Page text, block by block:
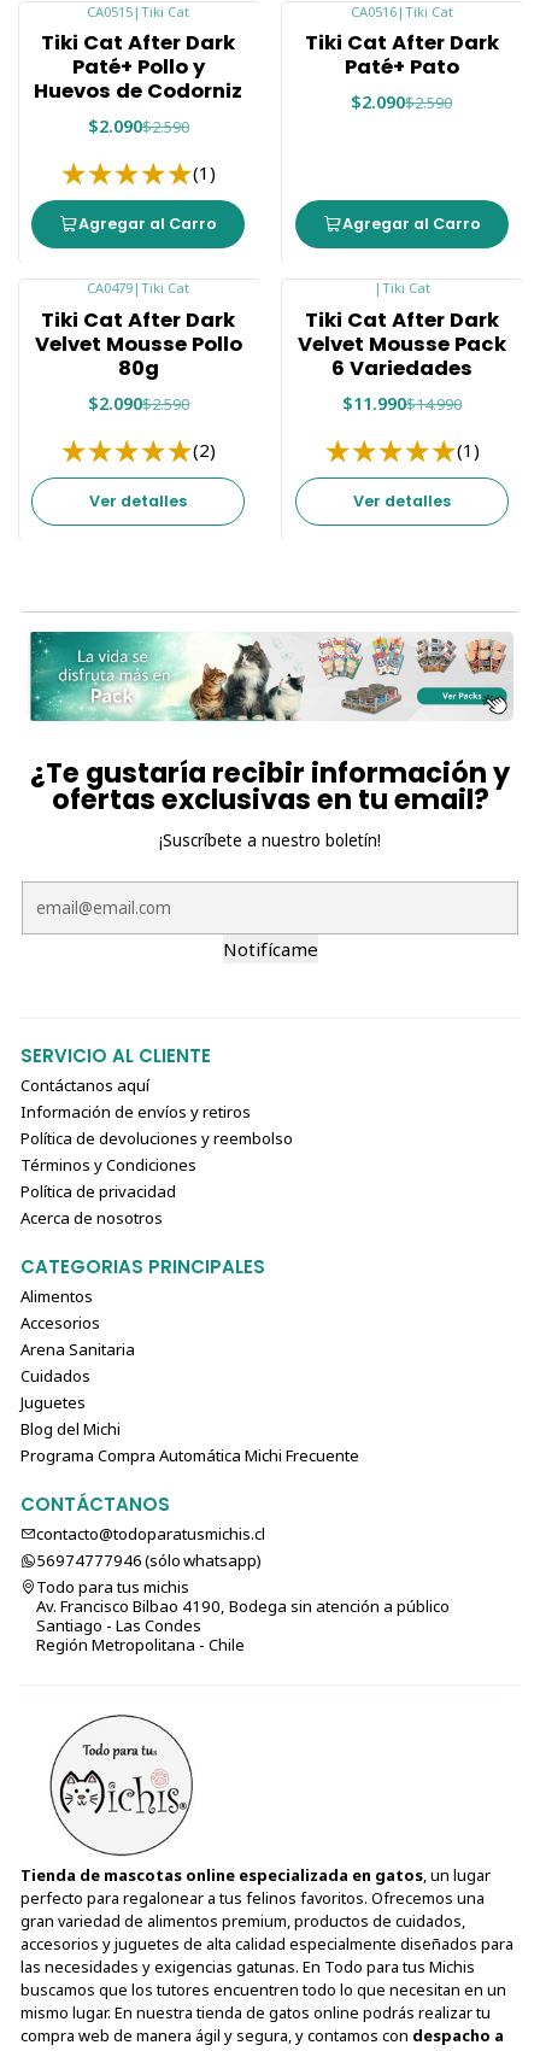
CA0515 |Tiki Cat
Tiki Cat After Dark
Paté+ Pollo y
Huevos de Codorniz
$2.090$2.590
(1)
Agregar al Carro
CA0516| Tiki Cat
Tiki Cat After Dark
Paté+ Pato
$2.090$2.590
Agregar al Carro
Agotado
CA0479 |Tiki Cat
Tiki Cat After Dark
Velvet Mousse Pollo
80g
$2.090$2.590
(2)
Ver detalles
Agotado
| Tiki Cat
Tiki Cat After Dark
Velvet Mousse Pack
6 Variedades
$11.990$14.990
(1)
Ver detalles
¿Te gustaría recibir información y
ofertas exclusivas en tu email?
¡Suscríbete a nuestro boletín!
Notifícame
SERVICIO AL CLIENTE
Contáctanos aquí
Información de envíos y retiros
Política de devoluciones y reembolso
Términos y Condiciones
Política de privacidad
Acerca de nosotros
CATEGORIAS PRINCIPALES
Alimentos
Accesorios
Arena Sanitaria
Cuidados
Juguetes
Blog del Michi
Programa Compra Automática Michi Frecuente
CONTÁCTANOS
contacto@todoparatusmichis.cl
56974777946 (sólo⁣⁣⁣⁣⁣​​​​​​​​​​​​​​​ whatsapp)
Todo para tus michis
Av. Francisco Bilbao 4190, Bodega sin atención a público
Santiago - Las Condes
Región Metropolitana - Chile
Tienda de mascotas online especializada en gatos, un lugar
perfecto para regalonear a tus felinos favoritos. Ofrecemos una
gran variedad de alimentos premium, productos de cuidados,
accesorios y juguetes de alta calidad especialmente diseñados para
las necesidades y exigencias gatunas. En Todo para tus Michis
buscamos que los tutores encuentren todo lo que necesitan en un
mismo lugar. En nuestra tienda de gatos online podrás realizar tu
compra web de manera ágil y segura, y contamos con despacho a